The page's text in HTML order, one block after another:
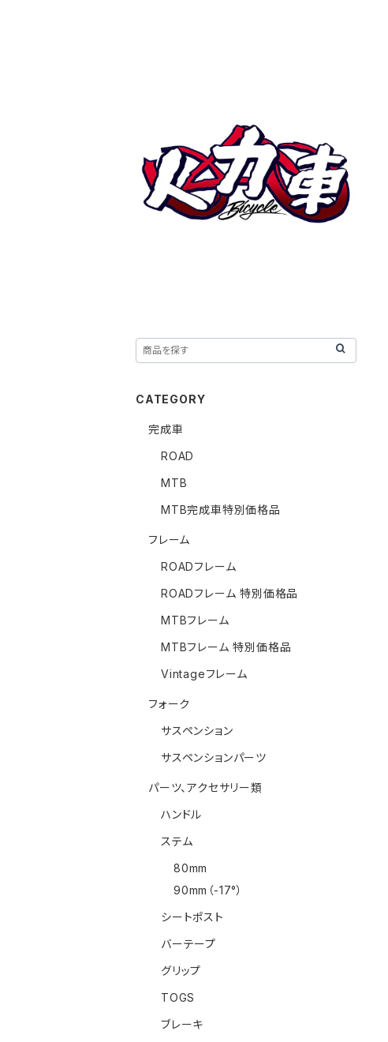
CATEGORY
完成車
ROAD
MTB
MTB完成車特別価格品
フレーム
ROADフレーム
ROADフレーム 特別価格品
MTBフレーム
MTBフレーム 特別価格品
Vintageフレーム
フォーク
サスペンション
サスペンションパーツ
パーツ、アクセサリー類
ハンドル
ステム
80mm
90mm（-17°）
シートポスト
バーテープ
グリップ
TOGS
ブレーキ